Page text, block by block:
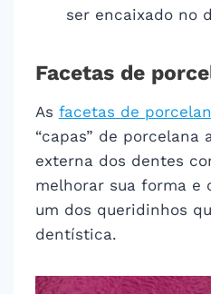
ser encaixado no
Facetas de
As facetas de
“capas” de porcelana
externa dos dentes
melhorar sua forma e
um dos queridinhos
dentística.